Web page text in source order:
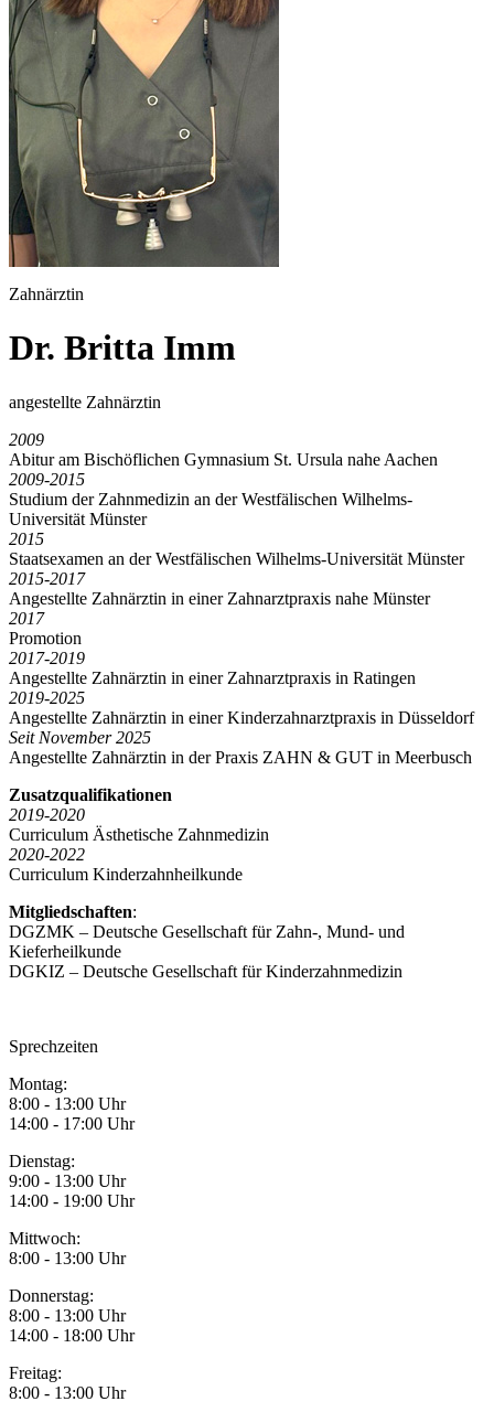
Zahnärztin
Dr. Britta Imm
angestellte Zahnärztin
2009
Abitur am Bischöflichen Gymnasium St. Ursula nahe Aachen
2009-2015
Studium der Zahnmedizin an der Westfälischen Wilhelms-
Universität Münster
2015
Staatsexamen an der Westfälischen Wilhelms-Universität Münster
2015-2017
Angestellte Zahnärztin in einer Zahnarztpraxis nahe Münster
2017
Promotion
2017-2019
Angestellte Zahnärztin in einer Zahnarztpraxis in Ratingen
2019-2025
Angestellte Zahnärztin in einer Kinderzahnarztpraxis in Düsseldorf
Seit November 2025
Angestellte Zahnärztin in der Praxis ZAHN & GUT in Meerbusch
Zusatzqualifikationen
2019-2020
Curriculum Ästhetische Zahnmedizin
2020-2022
Curriculum Kinderzahnheilkunde
Mitgliedschaften:
DGZMK – Deutsche Gesellschaft für Zahn-, Mund- und
Kieferheilkunde
DGKIZ – Deutsche Gesellschaft für Kinderzahnmedizin
Sprechzeiten
Montag:
8:00 - 13:00 Uhr
14:00 - 17:00 Uhr
Dienstag:
9:00 - 13:00 Uhr
14:00 - 19:00 Uhr
Mittwoch:
8:00 - 13:00 Uhr
Donnerstag:
8:00 - 13:00 Uhr
14:00 - 18:00 Uhr
Freitag:
8:00 - 13:00 Uhr